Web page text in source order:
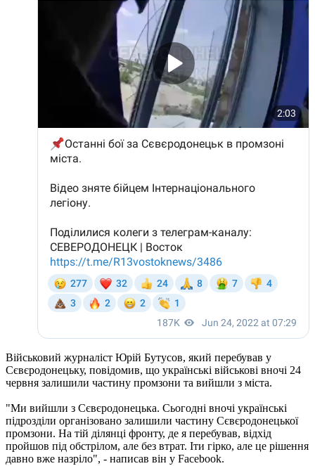
Військовий журналіст Юрій Бутусов, який перебував у
Сєвєродонецьку, повідомив, що українські військові вночі 24
червня залишили частину промзони та вийшли з міста.
"Ми вийшли з Сєвєродонецька. Сьогодні вночі українські
підрозділи організовано залишили частину Сєвєродонецької
промзони. На тій ділянці фронту, де я перебував, відхід
пройшов під обстрілом, але без втрат. Іти гірко, але це рішення
давно вже назріло", - написав він у Facebook.